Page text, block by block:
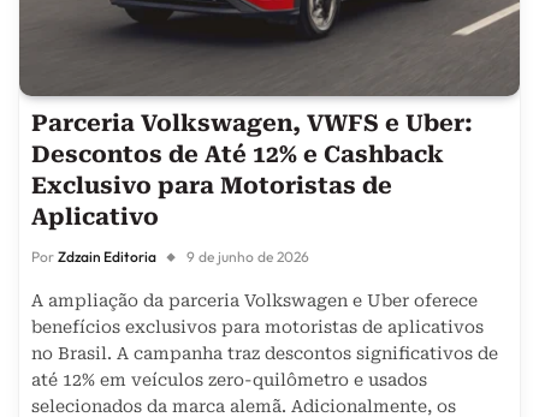
Parceria Volkswagen, VWFS e Uber:
Descontos de Até 12% e Cashback
Exclusivo para Motoristas de
Aplicativo
Por Zdzain Editoria 9 de junho de 2026
A ampliação da parceria Volkswagen e Uber oferece
benefícios exclusivos para motoristas de aplicativos
no Brasil. A campanha traz descontos significativos de
até 12% em veículos zero-quilômetro e usados
selecionados da marca alemã. Adicionalmente, os